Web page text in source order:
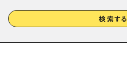
検索する